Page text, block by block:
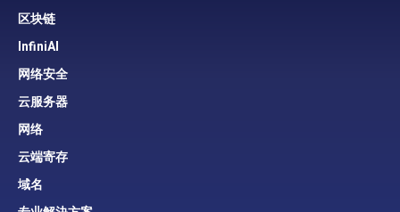
区块链
InfiniAI
网络安全
云服务器
网络
云端寄存
域名